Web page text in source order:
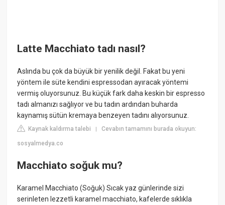
Latte Macchiato tadı nasıl?
Aslında bu çok da büyük bir yenilik değil. Fakat bu yeni
yöntem ile süte kendini espressodan ayıracak yöntemi
vermiş oluyorsunuz. Bu küçük fark daha keskin bir espresso
tadı almanızı sağlıyor ve bu tadın ardından buharda
kaynamış sütün kremaya benzeyen tadını alıyorsunuz.
Kaynak kaldırma talebi |Cevabın tamamını burada okuyun:
sosyalmedya.co
Macchiato soğuk mu?
Karamel Macchiato (Soğuk) Sıcak yaz günlerinde sizi
serinleten lezzetli karamel macchiato, kafelerde sıklıkla